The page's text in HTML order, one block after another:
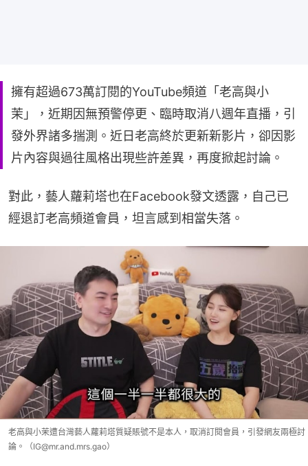
擁有超過673萬訂閱的YouTube頻道「老高與小
茉」，近期因無預警停更、臨時取消八週年直播，引
發外界諸多揣測。近日老高終於更新新影片，卻因影
片內容與過往風格出現些許差異，再度掀起討論。
對此，藝人蘿莉塔也在Facebook發文透露，自己已
經退訂老高頻道會員，坦言感到相當失落。
老高與小茉遭台灣藝人蘿莉塔質疑賬號不是本人，取消訂閱會員，引發網友兩極討
論。（IG@mr.and.mrs.gao）